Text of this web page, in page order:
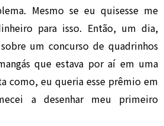
Mesmo se eu quisesse me
para isso. Então, um dia,
um concurso de quadrinhos
que estava por aí em uma
como, eu queria esse prêmio em
a desenhar meu primeiro